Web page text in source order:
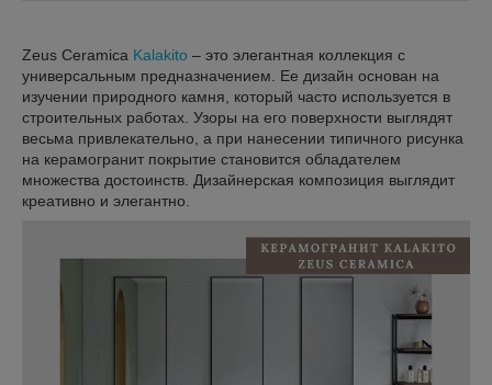
Zeus Ceramica Kalakito – это элегантная коллекция с
универсальным предназначением. Ее дизайн основан на
изучении природного камня, который часто используется в
строительных работах. Узоры на его поверхности выглядят
весьма привлекательно, а при нанесении типичного рисунка
на керамогранит покрытие становится обладателем
множества достоинств. Дизайнерская композиция выглядит
креативно и элегантно.